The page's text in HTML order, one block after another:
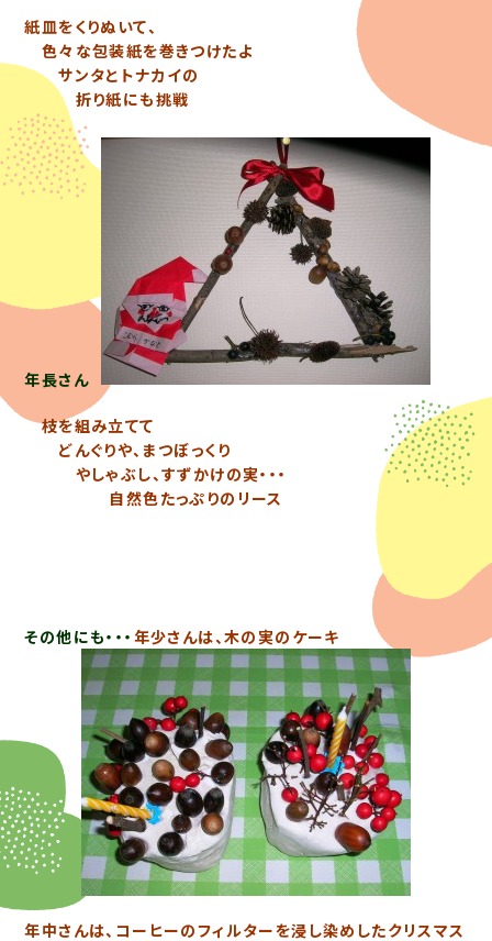
紙皿をくりぬいて、
色々な包装紙を巻きつけたよ
サンタとトナカイの
折り紙にも挑戦
年長さん
枝を組み立てて
どんぐりや、まつぼっくり
やしゃぶし、すずかけの実・・・
自然色たっぷりのリース
その他にも・・・ 年少さんは、木の実のケーキ
年中さんは、コーヒーのフィルターを浸し染めしたクリスマス